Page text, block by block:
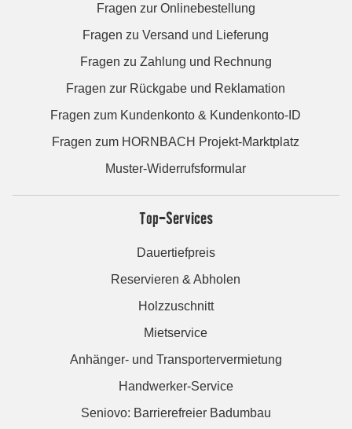
Fragen zur Onlinebestellung
Fragen zu Versand und Lieferung
Fragen zu Zahlung und Rechnung
Fragen zur Rückgabe und Reklamation
Fragen zum Kundenkonto & Kundenkonto-ID
Fragen zum HORNBACH Projekt-Marktplatz
Muster-Widerrufsformular
Top-Services
Dauertiefpreis
Reservieren & Abholen
Holzzuschnitt
Mietservice
Anhänger- und Transportervermietung
Handwerker-Service
Seniovo: Barrierefreier Badumbau